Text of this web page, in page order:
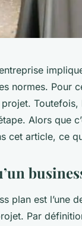
normes. Pour
Alors que
cet article, ce
plan est l’une
Par